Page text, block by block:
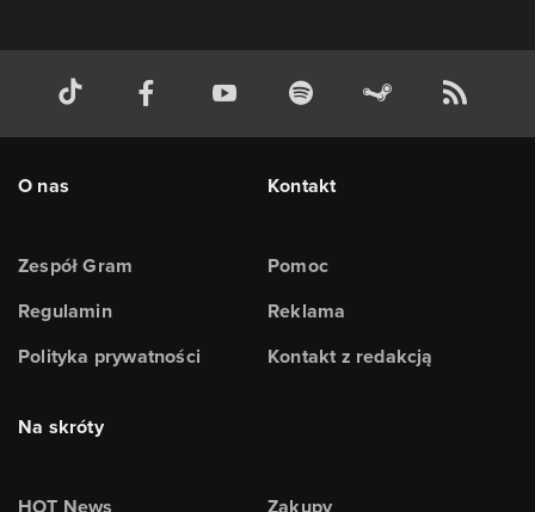
O nas
Zespół Gram
Regulamin
Polityka prywatności
Kontakt
Pomoc
Reklama
Kontakt z redakcją
Na skróty